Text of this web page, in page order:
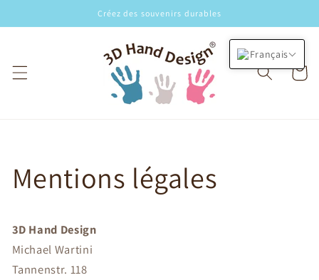
au
Créez des souvenirs durables
Panier
Mentions légales
3D Hand Design
Michael Wartini
Tannenstr. 118
Français